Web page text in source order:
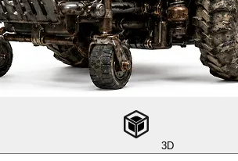
3D